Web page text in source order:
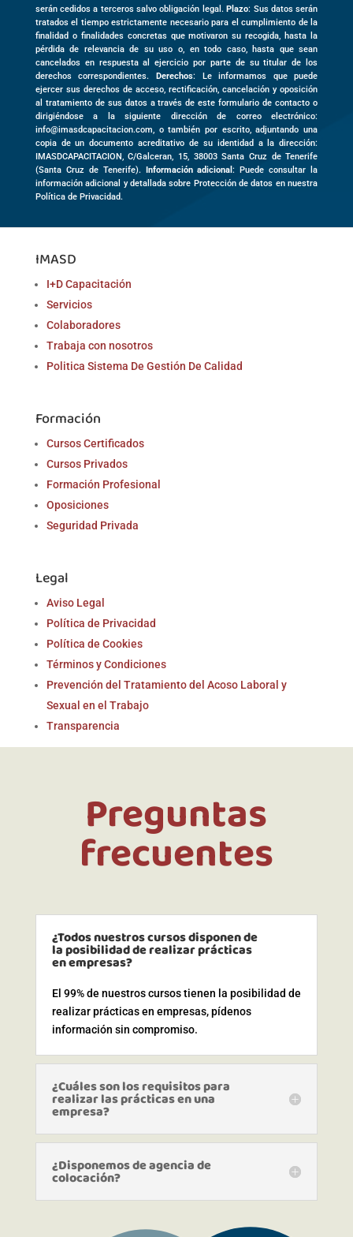
serán cedidos a terceros salvo obligación legal.Plazo: Sus datos serán
tratados el tiempo estrictamente necesario para el cumplimiento de la
finalidad o finalidades concretas que motivaron su recogida, hasta la
pérdida de relevancia de su uso o, en todo caso, hasta que sean
cancelados en respuesta al ejercicio por parte de su titular de los
derechos correspondientes. Derechos: Le informamos que puede
ejercer sus derechos de acceso, rectificación, cancelación y oposición
al tratamiento de sus datos a través de este formulario de contacto o
dirigiéndose a la siguiente dirección de correo electrónico:
info@imasdcapacitacion.com, o también por escrito, adjuntando una
copia de un documento acreditativo de su identidad a la dirección:
IMASDCAPACITACION,C/Galceran, 15, 38003Santa Cruz de Tenerife
(Santa Cruz de Tenerife).Información adicional: Puede consultar la
información adicional y detallada sobre Protección de datos en nuestra
Política de Privacidad.
IMASD
I+D Capacitación
Servicios
Colaboradores
Trabaja con nosotros
Politica Sistema De Gestión De Calidad
Formación
Cursos Certificados
Cursos Privados
Formación Profesional
Oposiciones
Seguridad Privada
Legal
Aviso Legal
Política de Privacidad
Política de Cookies
Términos y Condiciones
Prevención del Tratamiento del Acoso Laboral y
Sexual en el Trabajo
Transparencia
Preguntas
frecuentes
¿Todos nuestros cursos disponen de
la posibilidad de realizar prácticas
en empresas?
El 99% de nuestros cursos tienen la posibilidad de
realizar prácticas en empresas, pídenos
información sin compromiso.
¿Cuáles son los requisitos para
realizar las prácticas en una
empresa?
¿Disponemos de agencia de
colocación?